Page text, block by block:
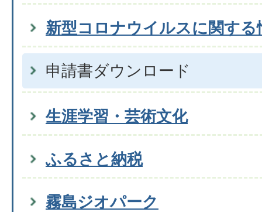
新型コロナウイルスに関する
申請書ダウンロード
生涯学習・芸術文化
ふるさと納税
霧島ジオパーク